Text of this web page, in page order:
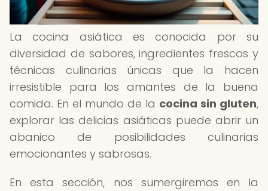
La cocina asiática es conocida por su
diversidad de sabores, ingredientes frescos y
técnicas culinarias únicas que la hacen
irresistible para los amantes de la buena
comida. En el mundo de la cocina sin gluten,
explorar las delicias asiáticas puede abrir un
abanico de posibilidades culinarias
emocionantes y sabrosas.
En esta sección, nos sumergiremos en la